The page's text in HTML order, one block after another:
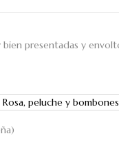
bien presentadas y